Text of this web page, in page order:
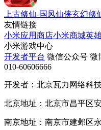
上古修仙-国风仙侠玄幻修
友情链接
小米应用商店小米商城英
小米游戏中心
开发者平台 微信公众号 微
010-60606666
开发者：北京瓦力网络科
北京地址：北京市昌平区
南京地址：南京市建邺区